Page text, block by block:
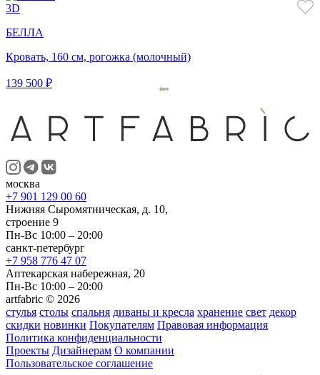
3D
БЕЛЛА
Кровать, 160 см, рогожка (молочный)
139 500 ₽
москва
+7 901 129 00 60
Нижняя Сыромятническая, д. 10,
строение 9
Пн-Вс 10:00 – 20:00
санкт-петербург
+7 958 776 47 07
Аптекарская набережная, 20
Пн-Вс 10:00 – 20:00
artfabric © 2026
стулья столы спальня диваны и кресла хранение свет декор
скидки новинки Покупателям Правовая информация
Политика конфиденциальности
Проекты Дизайнерам О компании
Пользовательское соглашение